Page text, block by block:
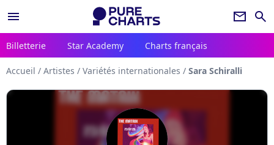
menu newsletter search
Billetterie Star Academy Charts français
Accueil / Artistes / Variétés internationales / Sara Schiralli